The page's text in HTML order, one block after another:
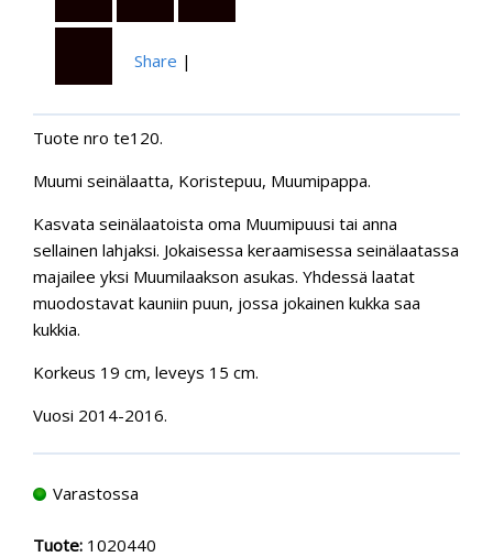
Share |
Tuote nro te120.
Muumi seinälaatta, Koristepuu, Muumipappa.
Kasvata seinälaatoista oma Muumipuusi tai anna
sellainen lahjaksi. Jokaisessa keraamisessa seinälaatassa
majailee yksi Muumilaakson asukas. Yhdessä laatat
muodostavat kauniin puun, jossa jokainen kukka saa
kukkia.
Korkeus 19 cm, leveys 15 cm.
Vuosi 2014-2016.
Varastossa
Tuote: 1020440